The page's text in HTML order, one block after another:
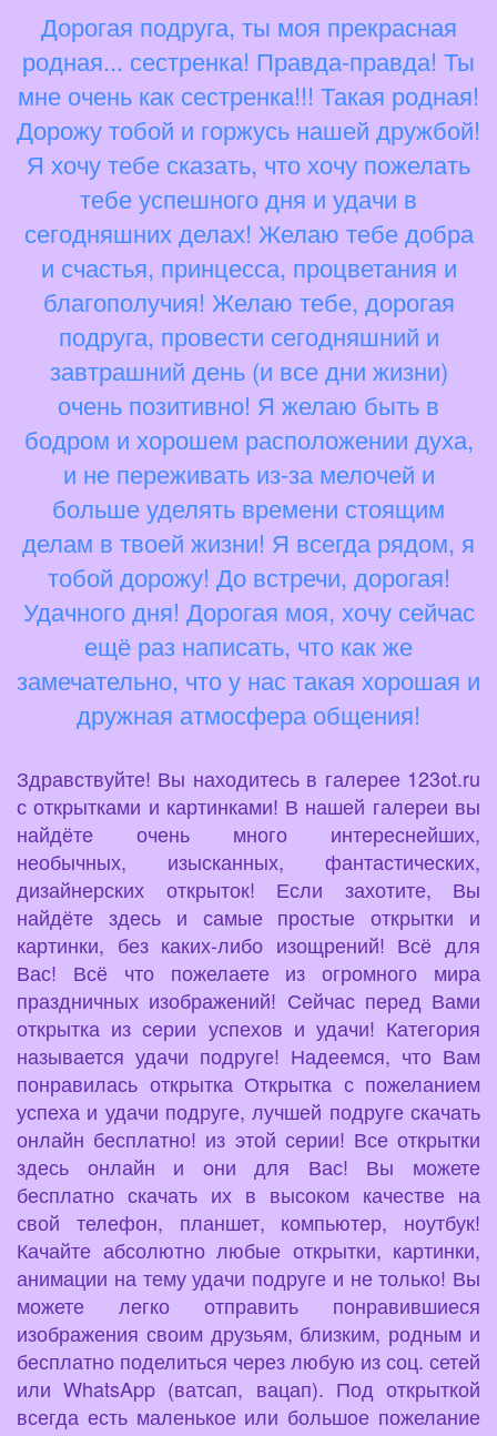
Дорогая подруга, ты моя прекрасная
родная... сестренка! Правда-правда! Ты
мне очень как сестренка!!! Такая родная!
Дорожу тобой и горжусь нашей дружбой!
Я хочу тебе сказать, что хочу пожелать
тебе успешного дня и удачи в
сегодняшних делах! Желаю тебе добра
и счастья, принцесса, процветания и
благополучия! Желаю тебе, дорогая
подруга, провести сегодняшний и
завтрашний день (и все дни жизни)
очень позитивно! Я желаю быть в
бодром и хорошем расположении духа,
и не переживать из-за мелочей и
больше уделять времени стоящим
делам в твоей жизни! Я всегда рядом, я
тобой дорожу! До встречи, дорогая!
Удачного дня! Дорогая моя, хочу сейчас
ещё раз написать, что как же
замечательно, что у нас такая хорошая и
дружная атмосфера общения!
Здравствуйте! Вы находитесь в галерее 123ot.ru
с открытками и картинками! В нашей галереи вы
найдёте очень много интереснейших,
необычных, изысканных, фантастических,
дизайнерских открыток! Если захотите, Вы
найдёте здесь и самые простые открытки и
картинки, без каких-либо изощрений! Всё для
Вас! Всё что пожелаете из огромного мира
праздничных изображений! Сейчас перед Вами
открытка из серии успехов и удачи! Категория
называется удачи подруге! Надеемся, что Вам
понравилась открытка Открытка с пожеланием
успеха и удачи подруге, лучшей подруге скачать
онлайн бесплатно! из этой серии! Все открытки
здесь онлайн и они для Вас! Вы можете
бесплатно скачать их в высоком качестве на
свой телефон, планшет, компьютер, ноутбук!
Качайте абсолютно любые открытки, картинки,
анимации на тему удачи подруге и не только! Вы
можете легко отправить понравившиеся
изображения своим друзьям, близким, родным и
бесплатно поделиться через любую из соц. сетей
или WhatsApp (ватсап, вацап). Под открыткой
всегда есть маленькое или большое пожелание